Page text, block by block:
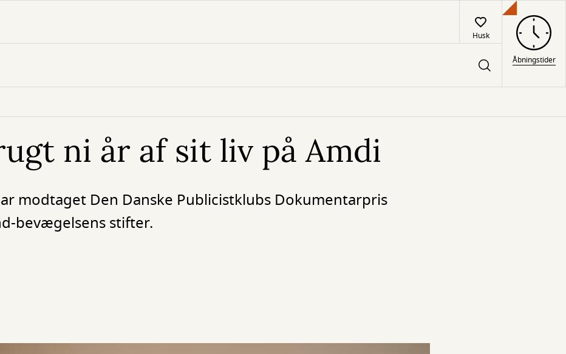
Husk
Åbningstider
ni år af sit liv på Amdi
modtaget Den Danske Publicistklubs Dokumentarpris
bevægelsens stifter.